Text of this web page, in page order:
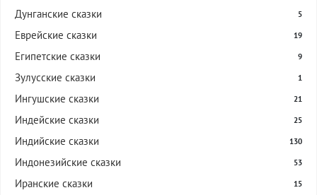
Дунганские сказки 5
Еврейские сказки 19
Египетские сказки 9
Зулусские сказки 1
Ингушские сказки 21
Индейские сказки 25
Индийские сказки 130
Индонезийские сказки 53
Иранские сказки 15